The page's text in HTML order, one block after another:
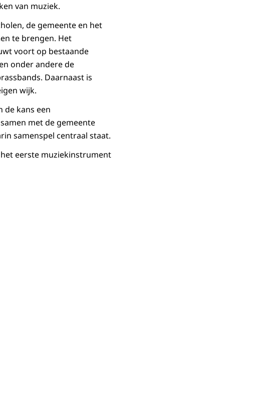
van muziek.
de gemeente en het
te brengen. Het
voort op bestaande
onder andere de
Daarnaast is
wijk.
kans een
met de gemeente
samenspel centraal staat.
eerste muziekinstrument